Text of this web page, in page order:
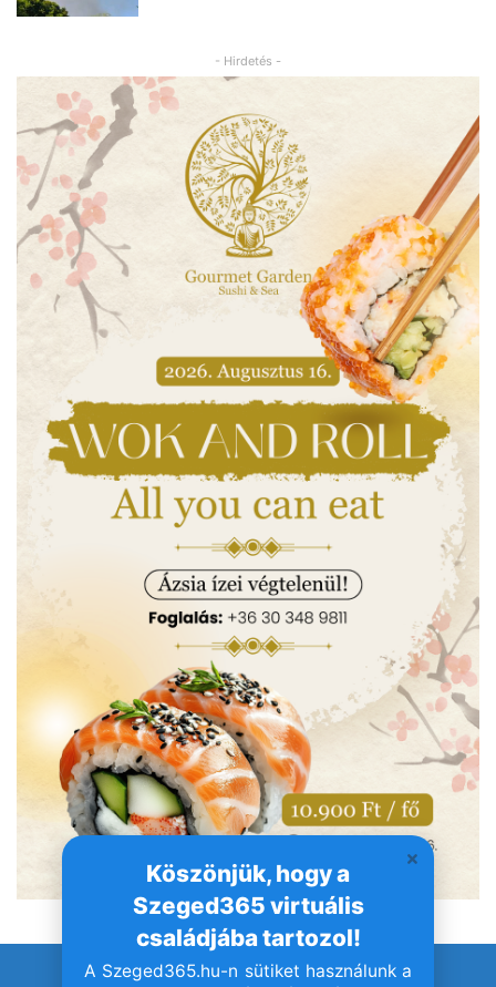
Köszönjük, hogy a
Szeged365 virtuális
családjába tartozol!
A Szeged365.hu-n sütiket használunk a
- Hirdetés -
© Szeged365.hu I Minden jog fenntartva!